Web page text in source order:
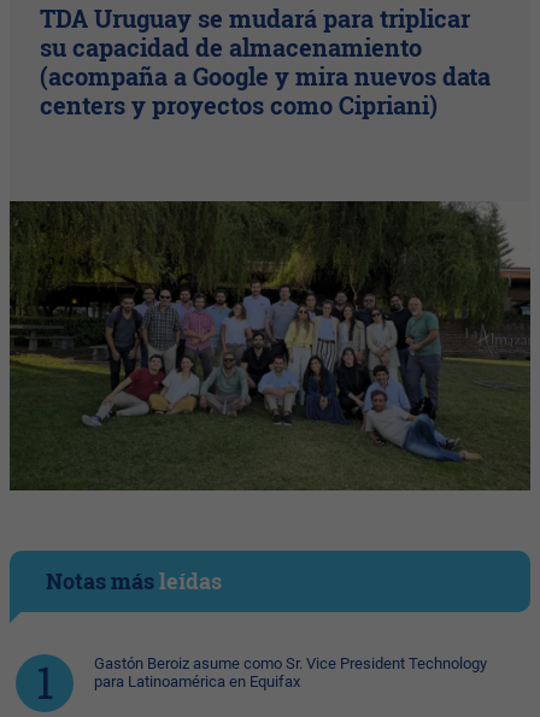
TDA Uruguay se mudará para triplicar
su capacidad de almacenamiento
(acompaña a Google y mira nuevos data
centers y proyectos como Cipriani)
Notas másleídas
Gastón Beroiz asume como Sr. Vice President Technology
para Latinoamérica en Equifax